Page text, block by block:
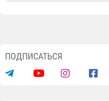
ПОДПИСАТЬСЯ